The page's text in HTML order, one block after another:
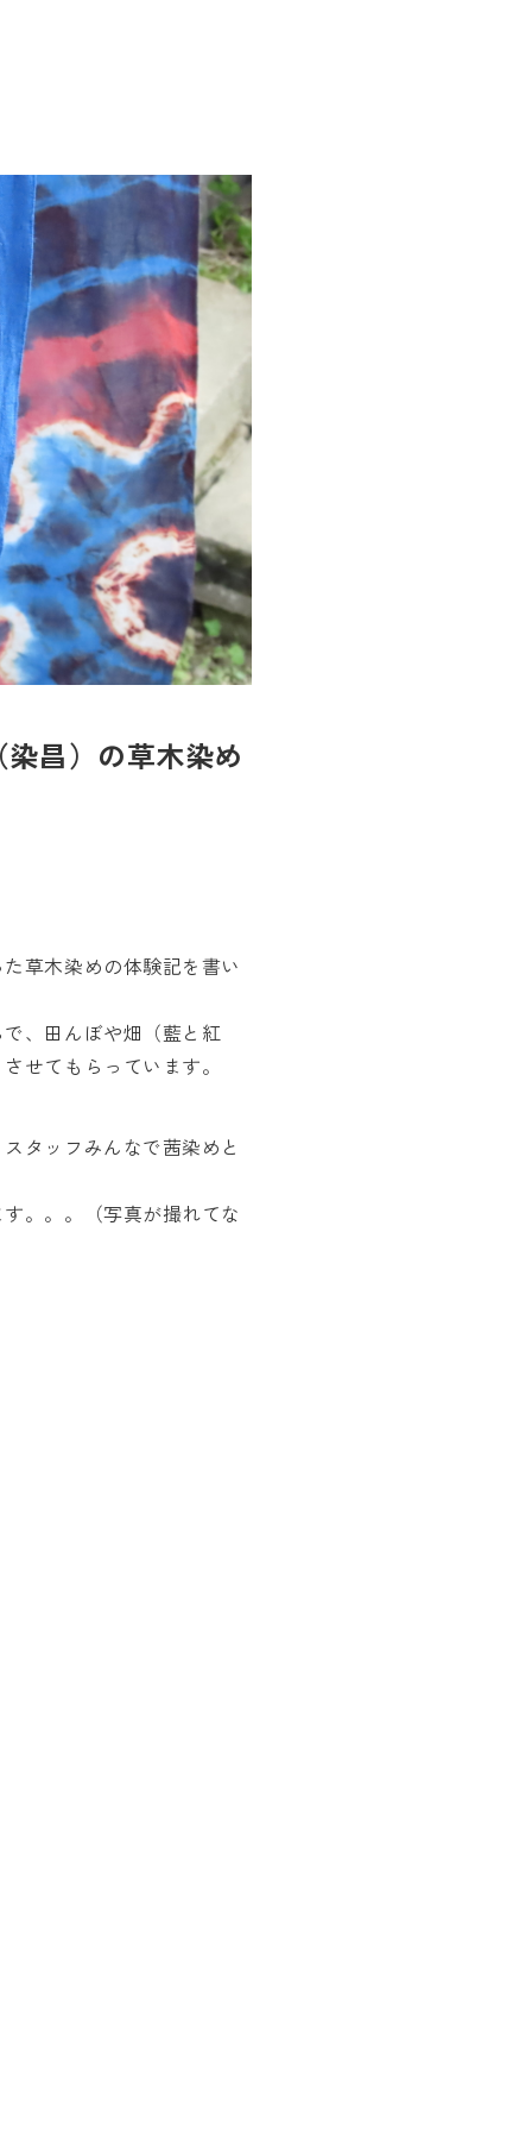
昌）の草木染め
草木染めの体験記を書い
、田んぼや畑（藍と紅
せてもらっています。
タッフみんなで茜染めと
。。。（写真が撮れてな